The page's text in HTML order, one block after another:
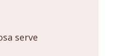
serve